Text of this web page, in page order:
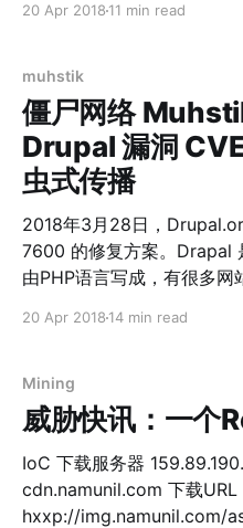
exists in multiple drupal
target.
20 Apr 2018 11 min read
muhstik
僵尸网络
Drupal 漏洞
虫式传播
2018年3月28日，
7600 的修复方案。Drapal
由PHP语言写成，有很多
以利用该漏洞完全控制网站。 从2018年4月13日开始
扫描。通过分析，我们认为
漏洞传播。其中一组恶意软
著比其他的恶意软件更多。
期存在的僵尸网络家族。我
要是因为其二进制文件名和
符串。 我们认为 muhstik 有以下特点值得社区关注： *
20 Apr 2018 14 min read
Mining
威胁快讯：一个
IoC 下载服务器 159.89.190.243 img.namunil.com
cdn.namunil.com 下载URL
hxxp://img.namunil.com/